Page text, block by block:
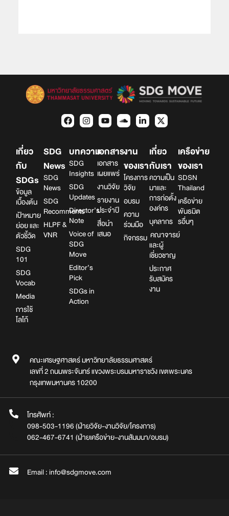
เกี่ยว
กับ
SDGs
ข้อมูล
เบื้องต้น
เป้าหมาย
ย่อย และ
ตัวชี้วัด
SDG
101
SDG
Vocab
Media
การใช้
โลโก้
SDG
News
SDG
News
SDG
Recomments
HLPF &
VNR
บทความ
SDG
Insights
SDG
Updates
Director’s
Note
Voice of
SDG
Move
Editor’s
Pick
SDGs in
Action
เอกสาร
เอกสาร
เผยแพร่
งานวิจัย
รายงาน
ประจำปี
สื่อนำ
เสนอ
งาน
ของเรา
โครงการ
วิจัย
อบรม
ความ
ร่วมมือ
กิจกรรม
เกี่ยว
กับเรา
ความเป็น
มาและ
การก่อตั้ง
องค์กร
บุคลากร
คณาจารย์
และผู้
เชี่ยวชาญ
ประกาศ
รับสมัคร
งาน
เครือข่าย
ของเรา
SDSN
Thailand
เครือข่าย
พันธมิต
รอื่นๆ
คณะเศรษฐศาสตร์ มหาวิทยาลัยธรรมศาสตร์
เลขที่ 2 ถนนพระจันทร์ แขวงพระบรมมหาราชวัง เขตพระนคร
กรุงเทพมหานคร 10200
โทรศัพท์ :
098-503-1196 (ฝ่ายวิจัย-งานวิจัย/โครงการ)
062-467-6741 (ฝ่ายเครือข่าย-งานสัมมนา/อบรม)
Email : info@sdgmove.com